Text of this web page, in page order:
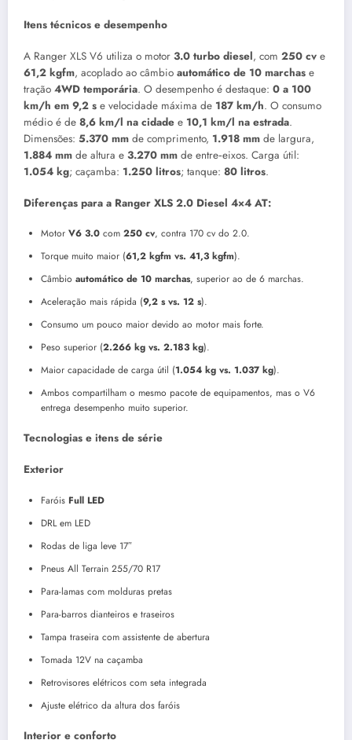
Itens técnicos e desempenho
A Ranger XLS V6 utiliza o motor 3.0 turbo diesel, com 250 cv e
61,2 kgfm, acoplado ao câmbio automático de 10 marchas e
tração 4WD temporária. O desempenho é destaque: 0 a 100
km/h em 9,2 s e velocidade máxima de 187 km/h. O consumo
médio é de 8,6 km/l na cidade e 10,1 km/l na estrada.
Dimensões: 5.370 mm de comprimento, 1.918 mm de largura,
1.884 mm de altura e 3.270 mm de entre‑eixos. Carga útil:
1.054 kg; caçamba: 1.250 litros; tanque: 80 litros.
Diferenças para a Ranger XLS 2.0 Diesel 4×4 AT:
Motor V6 3.0 com 250 cv, contra 170 cv do 2.0.
Torque muito maior (61,2 kgfm vs. 41,3 kgfm).
Câmbio automático de 10 marchas, superior ao de 6 marchas.
Aceleração mais rápida (9,2 s vs. 12 s).
Consumo um pouco maior devido ao motor mais forte.
Peso superior (2.266 kg vs. 2.183 kg).
Maior capacidade de carga útil (1.054 kg vs. 1.037 kg).
Ambos compartilham o mesmo pacote de equipamentos, mas o V6
entrega desempenho muito superior.
Tecnologias e itens de série
Exterior
Faróis Full LED
DRL em LED
Rodas de liga leve 17″
Pneus All Terrain 255/70 R17
Para-lamas com molduras pretas
Para-barros dianteiros e traseiros
Tampa traseira com assistente de abertura
Tomada 12V na caçamba
Retrovisores elétricos com seta integrada
Ajuste elétrico da altura dos faróis
Interior e conforto